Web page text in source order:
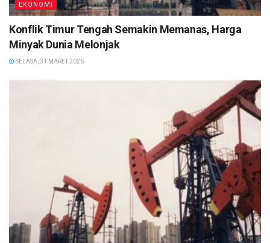
EKONOMI
Konflik Timur Tengah Semakin Memanas, Harga
Minyak Dunia Melonjak
SELASA, 31 MARET 2026